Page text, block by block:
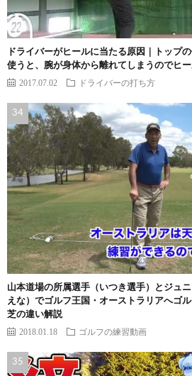
ドライバーがヒールに当たる原因｜トップ
使うと、腕が身体から離れてしまうのでヒー
2017.07.02 ドライバーの打ち方
山本道場の所属選手（いつき選手）とジュ
えな）でゴルフ王国・オーストラリアへゴ
芝の違い解説
2018.01.18 ゴルフの練習動画